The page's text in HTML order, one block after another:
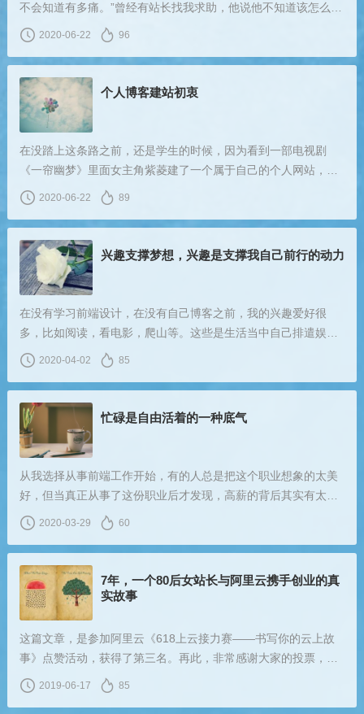
不会知道有多痛。”曾经有站长找我求助，他说他不知道该怎么
办，自己做出来的网站，不仅没有得到大家的认可，反而让大家
给他开了一个评判大会。
2020-06-22 96
个人博客建站初衷
在没踏上这条路之前，还是学生的时候，因为看到一部电视剧
《一帘幽梦》里面女主角紫菱建了一个属于自己的个人网站，她
把自己喜欢的，梦想的地方放到网站上，那个时候我就想像里面
的紫菱一样，用网站来规划一个属于自己梦的地方。大学的时候
虽然没认真对待过专业课，但是对于建这样一个网站，对我来
说，是一个梦，也是一个目标。
2020-06-22 89
兴趣支撑梦想，兴趣是支撑我自己前行的动力
在没有学习前端设计，在没有自己博客之前，我的兴趣爱好很
多，比如阅读，看电影，爬山等。这些是生活当中自己排遣娱乐
的一种方式。明明觉得自己很喜欢，但有时候还是会半途而废，
其实，有兴趣只是起点，保有持久兴趣才是关键。
2020-04-02 85
忙碌是自由活着的一种底气
从我选择从事前端工作开始，有的人总是把这个职业想象的太美
好，但当真正从事了这份职业后才发现，高薪的背后其实有太多
的心酸和付出，有些是你想都想不到的。
2020-03-29 60
7年，一个80后女站长与阿里云携手创业的真
实故事
这篇文章，是参加阿里云《618上云接力赛——书写你的云上故
事》点赞活动，获得了第三名。再此，非常感谢大家的投票，还
有帮我拉赞的朋友们！
2019-06-17 85